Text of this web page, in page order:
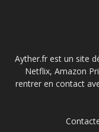
Ayther.fr est un site
Netflix, Amazon
rentrer en contact